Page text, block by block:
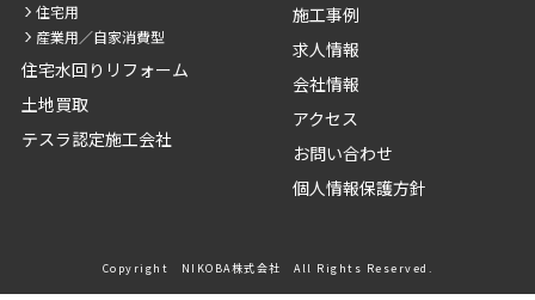
住宅用
産業用／自家消費型
住宅水回りリフォーム
土地買取
テスラ認定施工会社
施工事例
求人情報
会社情報
アクセス
お問い合わせ
個人情報保護方針
Copyright NIKOBA株式会社 All Rights Reserved.